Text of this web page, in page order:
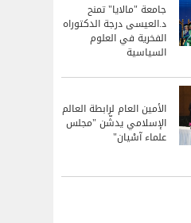
جامعة "مالايا" تمنح
د.العيسى درجة الدكتوراه
الفخرية في العلوم
السياسية
الأمين العام لرابطة العالم
الإسلامي يدشّن "مجلس
علماء آسْيان"